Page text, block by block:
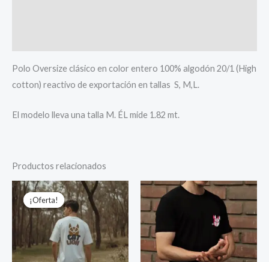
Polo Oversize clásico en color entero 100% algodón 20/1 (High
cotton) reactivo de exportación en tallas S, M,L.
El modelo lleva una talla M. ÉL mide 1.82 mt.
Productos relacionados
¡Oferta!
¡Oferta!
El
precio
original
era:
S/ 149.00.
El
precio
actual
es:
S/ 89.90.